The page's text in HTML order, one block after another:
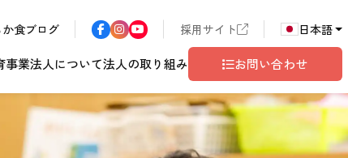
食ブログ 採用サイト 日本語
事業法人について法人の取り組み お問い合わせ